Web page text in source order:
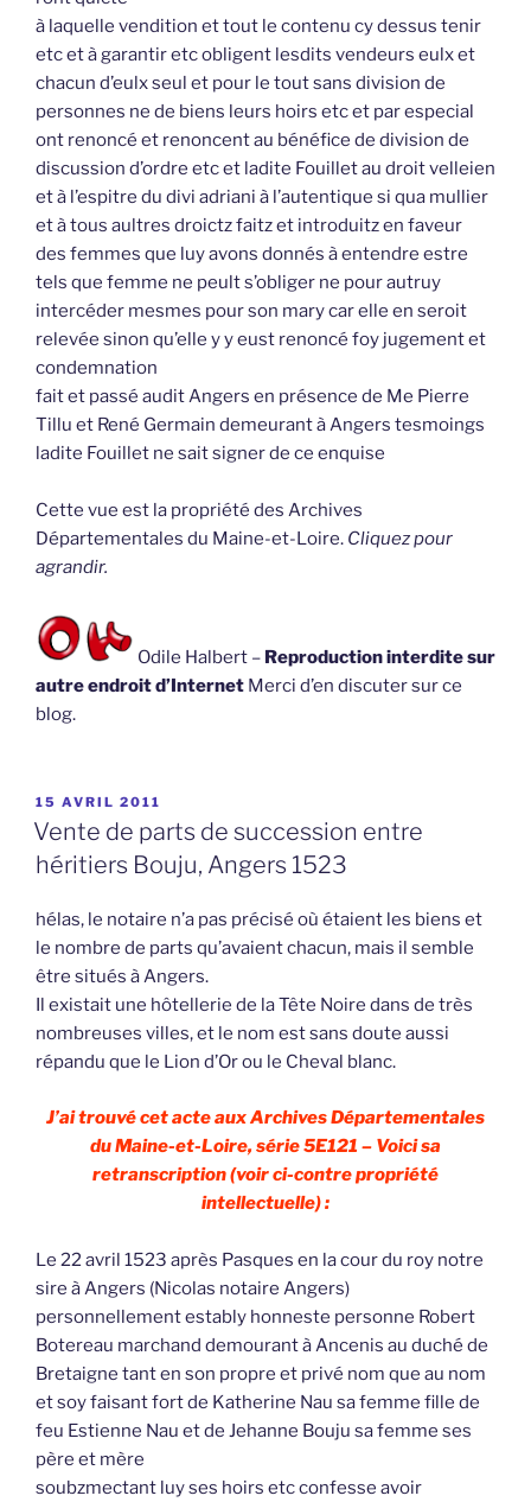
à laquelle vendition et tout le contenu cy dessus tenir
etc et à garantir etc obligent lesdits vendeurs eulx et
chacun d’eulx seul et pour le tout sans division de
personnes ne de biens leurs hoirs etc et par especial
ont renoncé et renoncent au bénéfice de division de
discussion d’ordre etc et ladite Fouillet au droit velleien
et à l’espitre du divi adriani à l’autentique si qua mullier
et à tous aultres droictz faitz et introduitz en faveur
des femmes que luy avons donnés à entendre estre
tels que femme ne peult s’obliger ne pour autruy
intercéder mesmes pour son mary car elle en seroit
relevée sinon qu’elle y y eust renoncé foy jugement et
condemnation
fait et passé audit Angers en présence de Me Pierre
Tillu et René Germain demeurant à Angers tesmoings
ladite Fouillet ne sait signer de ce enquise
Cette vue est la propriété des Archives
Départementales du Maine-et-Loire. Cliquez pour
agrandir.
Odile Halbert – Reproduction interdite sur
autre endroit d’Internet Merci d’en discuter sur ce
blog.
PUBLIÉ
LE
15 AVRIL 2011
Vente de parts de succession entre
héritiers Bouju, Angers 1523
hélas, le notaire n’a pas précisé où étaient les biens et
le nombre de parts qu’avaient chacun, mais il semble
être situés à Angers.
Il existait une hôtellerie de la Tête Noire dans de très
nombreuses villes, et le nom est sans doute aussi
répandu que le Lion d’Or ou le Cheval blanc.
J’ai trouvé cet acte aux Archives Départementales
du Maine-et-Loire, série 5E121 – Voici sa
retranscription (voir ci-contre propriété
intellectuelle) :
Le 22 avril 1523 après Pasques en la cour du roy notre
sire à Angers (Nicolas notaire Angers)
personnellement estably honneste personne Robert
Botereau marchand demourant à Ancenis au duché de
Bretaigne tant en son propre et privé nom que au nom
et soy faisant fort de Katherine Nau sa femme fille de
feu Estienne Nau et de Jehanne Bouju sa femme ses
père et mère
soubzmectant luy ses hoirs etc confesse avoir